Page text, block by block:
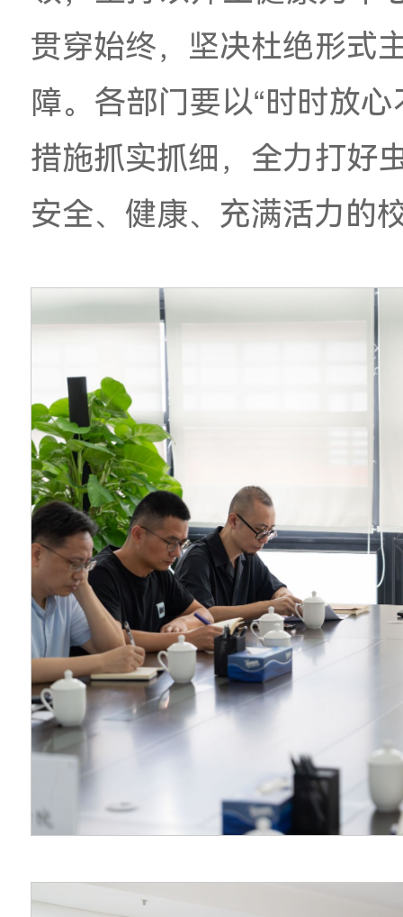
平。
李金水强调，今年广
前移，防控形势严峻
领，坚持以师生健康
贯穿始终
，坚决杜绝
障。各部门要以
“时
措施抓实抓细，全力
安全、健康、充满活